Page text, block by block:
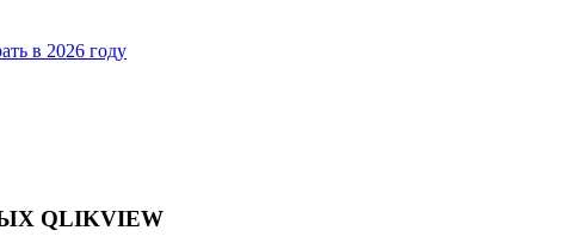
в 2026 году
QLIKVIEW